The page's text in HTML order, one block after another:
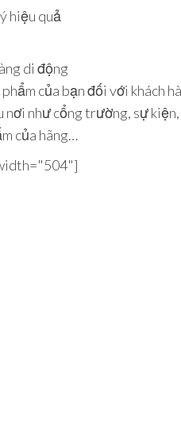
hiệu quả
di động
của bạn đối với khách
như cổng trường, sự kiện,
của hãng…